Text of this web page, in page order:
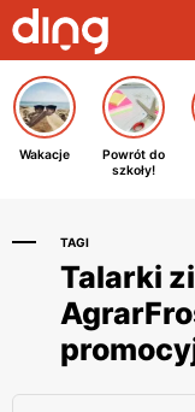
Wakacje
Powrót do
szkoły!
TAGI
Talarki